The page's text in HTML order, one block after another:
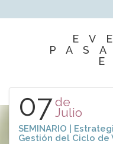
07de
Julio
SEMINARIO |
Gestión del Ciclo de